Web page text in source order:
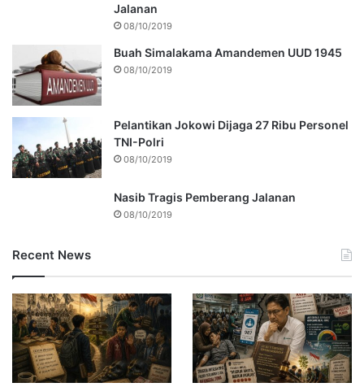
Jalanan
08/10/2019
Buah Simalakama Amandemen UUD 1945
08/10/2019
Pelantikan Jokowi Dijaga 27 Ribu Personel
TNI-Polri
08/10/2019
Nasib Tragis Pemberang Jalanan
08/10/2019
Recent News